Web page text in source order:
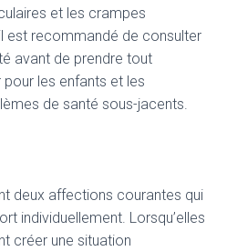
et les crampes
est recommandé de consulter
avant de prendre tout
les enfants et les
de santé sous-jacents.
deux affections courantes qui
individuellement. Lorsqu’elles
créer une situation